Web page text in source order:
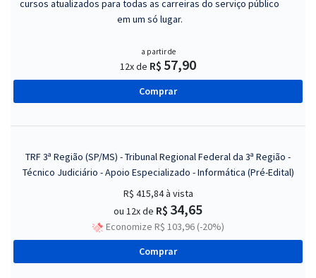
cursos atualizados para todas as carreiras do serviço público
em um só lugar.
a partir de
12x de R$ 57,90
Comprar
TRF 3ª Região (SP/MS) - Tribunal Regional Federal da 3ª Região -
Técnico Judiciário - Apoio Especializado - Informática (Pré-Edital)
R$ 415,84à vista
ou 12x de R$ 34,65
Economize R$ 103,96 (-20%)
Comprar